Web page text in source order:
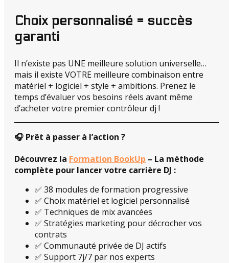
Choix personnalisé = succès
garanti
Il n’existe pas UNE meilleure solution universelle…
mais il existe VOTRE meilleure combinaison entre
matériel + logiciel + style + ambitions. Prenez le
temps d’évaluer vos besoins réels avant même
d’acheter votre premier contrôleur dj !
🎧 Prêt à passer à l’action ?
Découvrez la Formation BookUp – La méthode
complète pour lancer votre carrière DJ :
✅ 38 modules de formation progressive
✅ Choix matériel et logiciel personnalisé
✅ Techniques de mix avancées
✅ Stratégies marketing pour décrocher vos
contrats
✅ Communauté privée de DJ actifs
✅ Support 7j/7 par nos experts